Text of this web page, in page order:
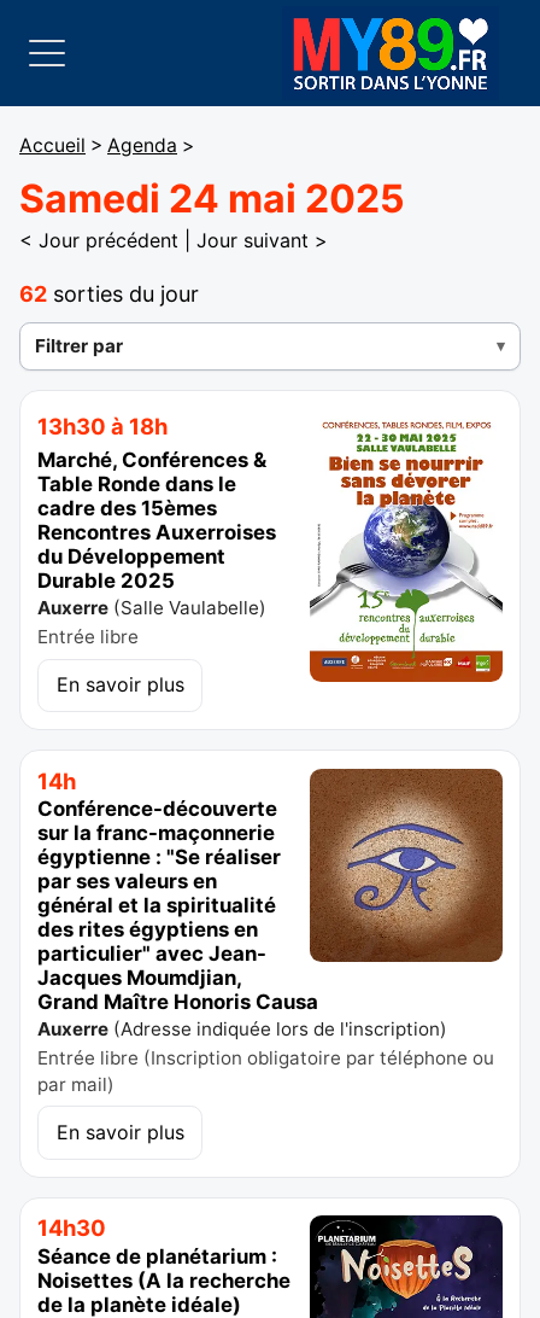
Accueil > Agenda >
Samedi 24 mai 2025
< Jour précédent Jour suivant >
62 sorties du jour
Filtrer par
13h30 à 18h
Marché, Conférences &
Table Ronde dans le
cadre des 15èmes
Rencontres Auxerroises
du Développement
Durable 2025
Auxerre (Salle Vaulabelle)
Entrée libre
En savoir plus
14h
Conférence-découverte
sur la franc-maçonnerie
égyptienne : "Se réaliser
par ses valeurs en
général et la spiritualité
des rites égyptiens en
particulier" avec Jean-
Jacques Moumdjian,
Grand Maître Honoris Causa
Auxerre (Adresse indiquée lors de l'inscription)
Entrée libre (Inscription obligatoire par téléphone ou
par mail)
En savoir plus
14h30
Séance de planétarium :
Noisettes (A la recherche
de la planète idéale)